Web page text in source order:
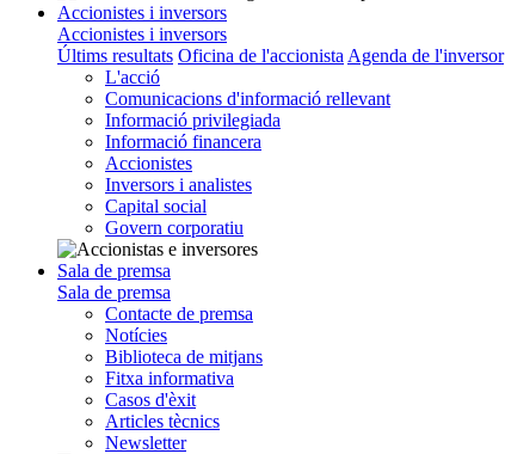
Accionistes i inversors
Accionistes i inversors
Últims resultats Oficina de l'accionista Agenda de l'inversor
L'acció
Comunicacions d'informació rellevant
Informació privilegiada
Informació financera
Accionistes
Inversors i analistes
Capital social
Govern corporatiu
Sala de premsa
Sala de premsa
Contacte de premsa
Notícies
Biblioteca de mitjans
Fitxa informativa
Casos d'èxit
Articles tècnics
Newsletter